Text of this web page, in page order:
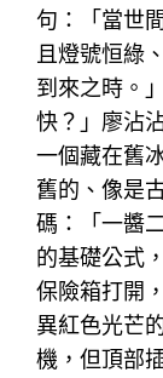
句：「當世
且燈號恒綠
到來之時。
快？」廖沾
一個藏在舊
舊的、像是
碼：「一醬
的基礎公式
保險箱打開
異紅色光芒
機，但頂部